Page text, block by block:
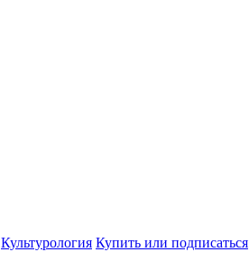
Культурология Купить или подписаться